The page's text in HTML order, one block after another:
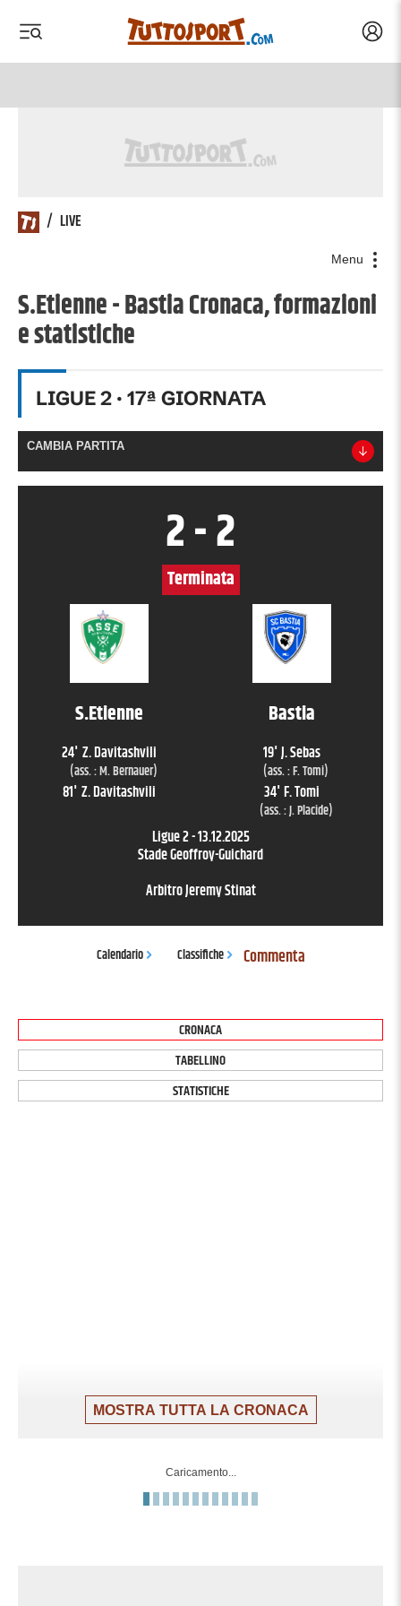
/ LIVE
Menu
S.Etienne - Bastia Cronaca, formazioni
e statistiche
LIGUE 2 · 17ª GIORNATA
CAMBIA PARTITA
S.Etienne
24' Z. Davitashvili
(ass. :M. Bernauer)
81' Z. Davitashvili
Bastia
19' J. Sebas
(ass. :F. Tomi)
34' F. Tomi
(ass. :J. Placide)
2-2
Terminata
Ligue 2-13.12.2025
Stade Geoffroy-Guichard
ArbitroJeremy Stinat
Calendario Classifiche Commenta
CRONACA
TABELLINO
STATISTICHE
MOSTRA TUTTA LA CRONACA
Caricamento...